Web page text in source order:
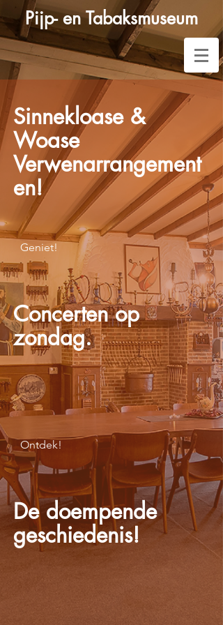
Pijp- en Tabaksmuseum
Sinnekloase &
Woase
Verwenarrangement
en!
Geniet!
Concerten op
zondag.
Ontdek!
De doempende
geschiedenis!